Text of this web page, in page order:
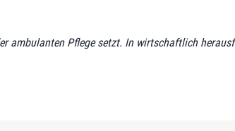
ambulanten Pflege setzt. In wirtschaftlich